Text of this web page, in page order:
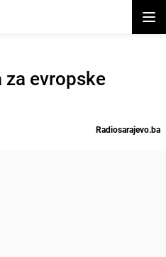
evropske
Radiosarajevo.ba